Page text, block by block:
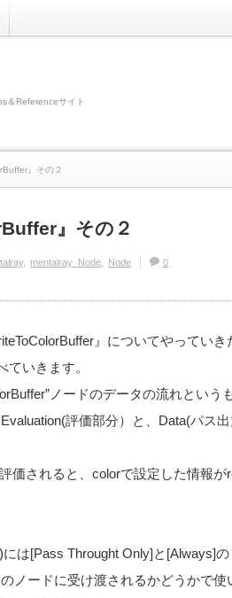
＆Referenceサイト
』その２
』その２
mentalray_Node Node 0
』についてやっていき
いきます。
ノードのデータの流れという
評価部分）と、Data(パス出
価されると、colorで設定した情報
は[Pass Throught Only]と[Always]
ノードに受け渡されるかどうかで使